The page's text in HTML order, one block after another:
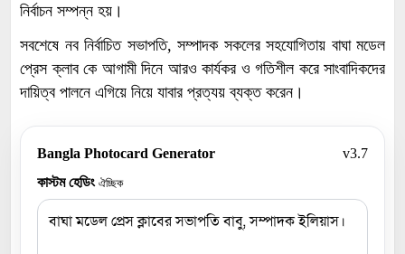
নির্বাচন সম্পন্ন হয়।
সবশেষে নব নির্বাচিত সভাপতি, সম্পাদক সকলের সহযোগিতায় বাঘা মডেল
প্রেস ক্লাব কে আগামী দিনে আরও কার্যকর ও গতিশীল করে সাংবাদিকদের
দায়িত্ব পালনে এগিয়ে নিয়ে যাবার প্রত্যয় ব্যক্ত করেন।
Bangla Photocard Generator
v3.7
কাস্টম হেডিং ঐচ্ছিক